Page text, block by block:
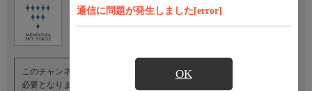
通信に問題が発生しました[error]
OK
オプション
Ch.760
タカラヅカ・スカイ・ステージ
このチャンネルのご視聴には、オプションチャンネル(有料)のご契約が
必要となります。